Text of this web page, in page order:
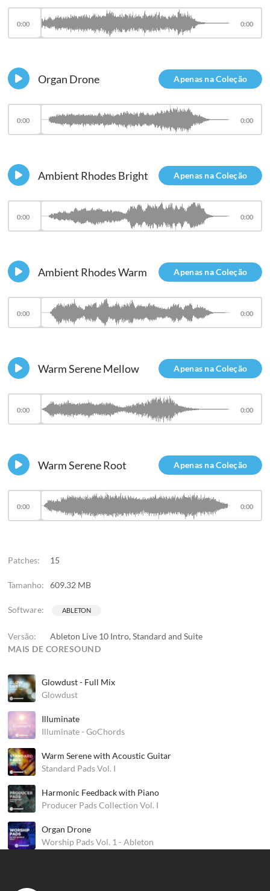
Patches: 15
Tamanho: 609.32 MB
Software: ABLETON
Versão:
Ableton Live 10 Intro, Standard and Suite
MAIS DE CORESOUND
Glowdust - Full Mix
Glowdust
Illuminate
Illuminate - GoChords
Warm Serene with Acoustic Guitar
Standard Pads Vol. I
Harmonic Feedback with Piano
Producer Pads Collection Vol. I
Organ Drone
Worship Pads Vol. 1 - Ableton
0:00 0:00
Apenas na Coleção
Organ Drone
0:00 0:00
Apenas na Coleção
Ambient Rhodes Bright
0:00 0:00
Apenas na Coleção
Ambient Rhodes Warm
0:00 0:00
Apenas na Coleção
Warm Serene Mellow
0:00 0:00
Apenas na Coleção
Warm Serene Root
0:00 0:00